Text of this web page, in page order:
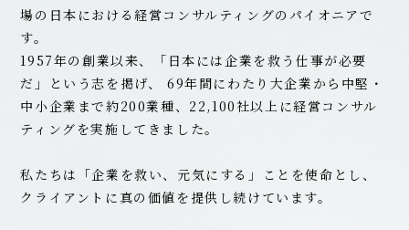
場の日本における経営コンサルティングのパイオニアで
す。
1957年の創業以来、「日本には企業を救う仕事が必要
だ」という志を掲げ、
69年間にわたり大企業から中堅・
中小企業まで約200業種、22,100社以上に経営コンサル
ティングを実施してきました。
私たちは「企業を救い、元気にする」ことを使命とし、
クライアントに真の価値を提供し続けています。